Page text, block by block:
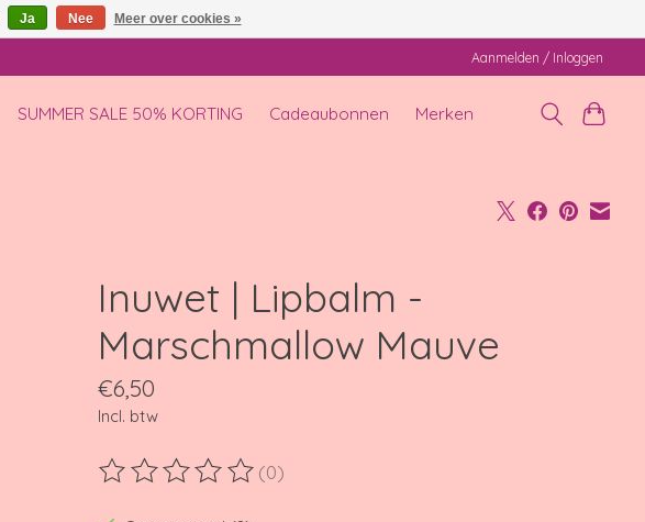
Aanmelden / Inloggen
SUMMER SALE 50% KORTING Cadeaubonnen Merken
Inuwet | Lipbalm -
Marschmallow Mauve
€6,50
Incl. btw
De beoordeling van dit product is
(0)
Ja Nee Meer over cookies »